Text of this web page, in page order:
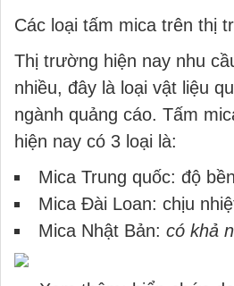
Các loại tấm mica trên thị
Thị trường hiện nay nhu
nhiều, đây là loại vật liệu
ngành quảng cáo. Tấm
hiện nay có 3 loại là:
Mica Trung quốc: độ
Mica Đài Loan: chịu
Mica Nhật Bản: có khả